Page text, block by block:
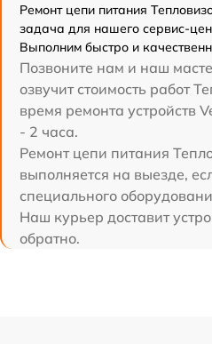
Ремонт цепи питания
задача для нашего сервис-
Выполним быстро и
Позвоните нам и наш
озвучит стоимость работ
время ремонта устройств
- 2 часа.
Ремонт цепи питания
выполняется на выезде,
специального
Наш курьер доставит
обратно.